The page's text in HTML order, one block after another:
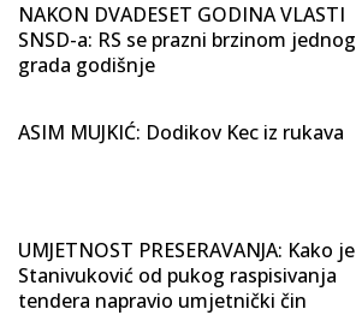
NAKON DVADESET GODINA VLASTI
SNSD-a: RS se prazni brzinom jednog
grada godišnje
ASIM MUJKIĆ: Dodikov Kec iz rukava
UMJETNOST PRESERAVANJA: Kako je
Stanivuković od pukog raspisivanja
tendera napravio umjetnički čin